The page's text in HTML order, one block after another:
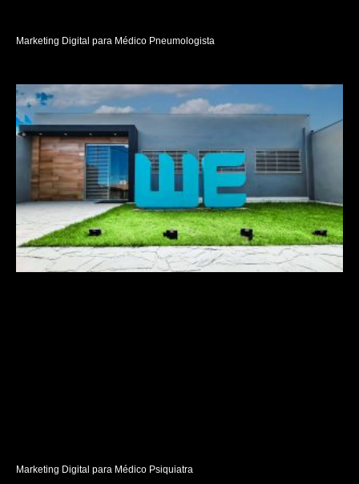
Marketing Digital para Médico Pneumologista
Marketing Digital para Médico Psiquiatra